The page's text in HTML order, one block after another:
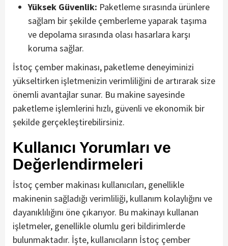
Yüksek Güvenlik: Paketleme sırasında ürünlere
sağlam bir şekilde çemberleme yaparak taşıma
ve depolama sırasında olası hasarlara karşı
koruma sağlar.
İstoç çember makinası, paketleme deneyiminizi
yükseltirken işletmenizin verimliliğini de artırarak size
önemli avantajlar sunar. Bu makine sayesinde
paketleme işlemlerini hızlı, güvenli ve ekonomik bir
şekilde gerçekleştirebilirsiniz.
Kullanıcı Yorumları ve
Değerlendirmeleri
İstoç çember makinası kullanıcıları, genellikle
makinenin sağladığı verimliliği, kullanım kolaylığını ve
dayanıklılığını öne çıkarıyor. Bu makinayı kullanan
işletmeler, genellikle olumlu geri bildirimlerde
bulunmaktadır. İşte, kullanıcıların İstoç çember